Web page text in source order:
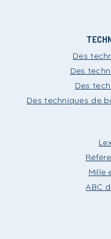
Des
Des
Des
Des techniques de
Mille
ABC